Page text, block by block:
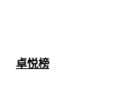
卓悦榜